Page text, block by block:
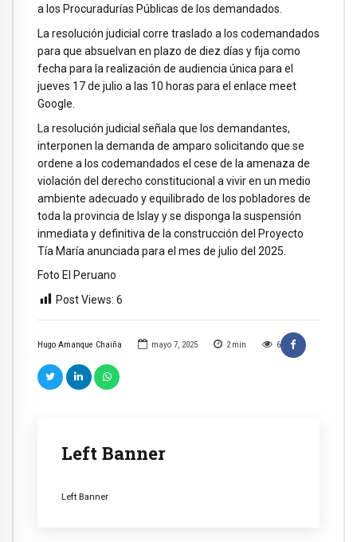
Hugo Amanque Chaiña mayo 7, 2025 2 min 6
Left Banner
Left Banner
a los Procuradurías Públicas de los demandados.
La resolución judicial corre traslado a los codemandados
para que absuelvan en plazo de diez días y fija como
fecha para la realización de audiencia única para el
jueves 17 de julio a las 10 horas para el enlace meet
Google.
La resolución judicial señala que los demandantes,
interponen la demanda de amparo solicitando que se
ordene a los codemandados el cese de la amenaza de
violación del derecho constitucional a vivir en un medio
ambiente adecuado y equilibrado de los pobladores de
toda la provincia de Islay y se disponga la suspensión
inmediata y definitiva de la construcción del Proyecto
Tía María anunciada para el mes de julio del 2025.
Foto El Peruano
Post Views: 6